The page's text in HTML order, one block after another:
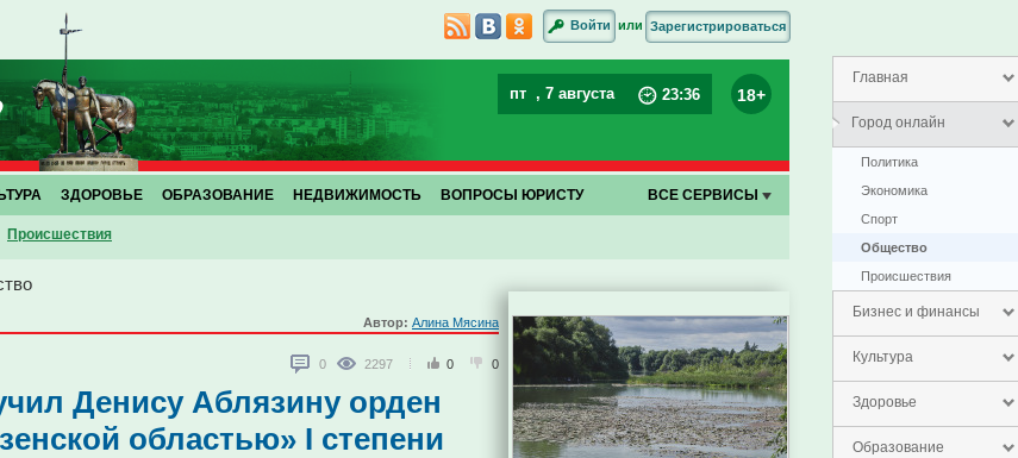
Главная
Город онлайн
Политика
Экономика
Спорт
Общество
Проиcшествия
Бизнес и финансы
Культура
Здоровье
Образование
Войти или Зарегистрироваться
пт , 7 августа 23:36 18+
Проиcшествия
ЗДОРОВЬЕ ОБРАЗОВАНИЕ НЕДВИЖИМОСТЬ ВОПРОСЫ ЮРИСТУ ВСЕ СЕРВИСЫ
Автор: Алина Мясина
0 2297 0 0
Денису Аблязину орден
областью» I степени